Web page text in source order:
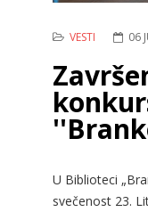
VESTI 06
U Biblioteci
svečenost 23.